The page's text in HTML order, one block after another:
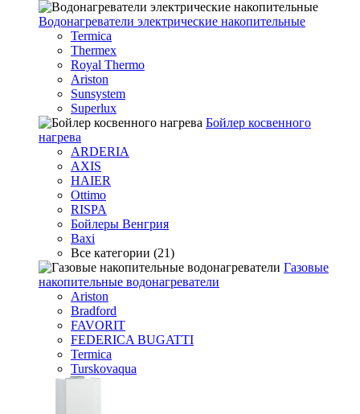
Водонагреватели электрические накопительные
Termica
Thermex
Royal Thermo
Ariston
Sunsystem
Superlux
Бойлер косвенного
нагрева
ARDERIA
AXIS
HAIER
Ottimo
RISPA
Бойлеры Венгрия
Baxi
Все категории (21)
Газовые
накопительные водонагреватели
Ariston
Bradford
FAVORIT
FEDERICA BUGATTI
Termica
Turskovaqua